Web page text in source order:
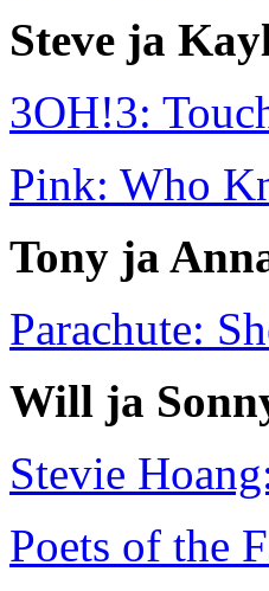
Steve ja
3OH!3:
Pink: Who
Tony ja
Parachute:
Will ja
Stevie
Poets of the